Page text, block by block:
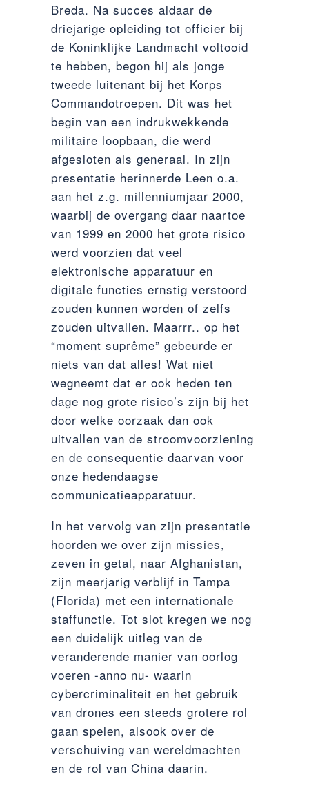
Breda. Na succes aldaar de
driejarige opleiding tot officier bij
de Koninklijke Landmacht voltooid
te hebben, begon hij als jonge
tweede luitenant bij het Korps
Commandotroepen. Dit was het
begin van een indrukwekkende
militaire loopbaan, die werd
afgesloten als generaal. In zijn
presentatie herinnerde Leen o.a.
aan het z.g. millenniumjaar 2000,
waarbij de overgang daar naartoe
van 1999 en 2000 het grote risico
werd voorzien dat veel
elektronische apparatuur en
digitale functies ernstig verstoord
zouden kunnen worden of zelfs
zouden uitvallen. Maarrr.. op het
“moment suprême” gebeurde er
niets van dat alles! Wat niet
wegneemt dat er ook heden ten
dage nog grote risico’s zijn bij het
door welke oorzaak dan ook
uitvallen van de stroomvoorziening
en de consequentie daarvan voor
onze hedendaagse
communicatieapparatuur.
In het vervolg van zijn presentatie
hoorden we over zijn missies,
zeven in getal, naar Afghanistan,
zijn meerjarig verblijf in Tampa
(Florida) met een internationale
staffunctie. Tot slot kregen we nog
een duidelijk uitleg van de
veranderende manier van oorlog
voeren -anno nu- waarin
cybercriminaliteit en het gebruik
van drones een steeds grotere rol
gaan spelen, alsook over de
verschuiving van wereldmachten
en de rol van China daarin.